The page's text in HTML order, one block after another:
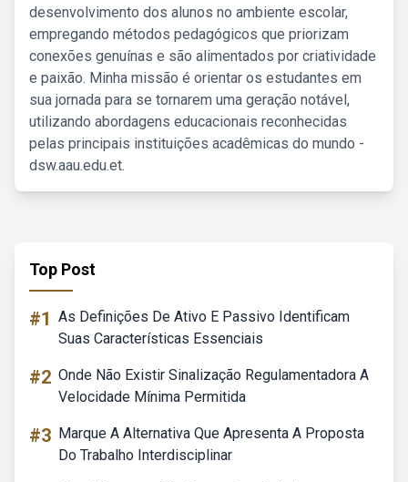
desenvolvimento dos alunos no ambiente escolar,
empregando métodos pedagógicos que priorizam
conexões genuínas e são alimentados por criatividade
e paixão. Minha missão é orientar os estudantes em
sua jornada para se tornarem uma geração notável,
utilizando abordagens educacionais reconhecidas
pelas principais instituições acadêmicas do mundo -
dsw.aau.edu.et.
Top Post
#1 As Definições De Ativo E Passivo Identificam
Suas Características Essenciais
#2 Onde Não Existir Sinalização Regulamentadora A
Velocidade Mínima Permitida
#3 Marque A Alternativa Que Apresenta A Proposta
Do Trabalho Interdisciplinar